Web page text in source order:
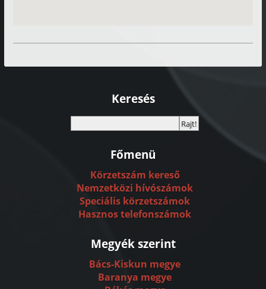
Keresés
Főmenü
Körzetszám kereső
Nemzetközi hívószámok
Speciális körzetszámok
Hasznos telefonszámok
Megyék szerint
Bács-Kiskun megye
Baranya megye